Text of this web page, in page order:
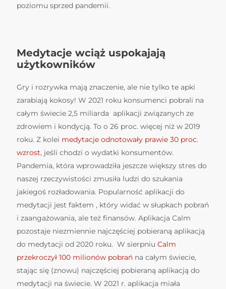
poziomu sprzed pandemii.
Medytacje wciąż uspokajają
użytkowników
Gry i rozrywka mają znaczenie, ale nie tylko te apki
zarabiają kokosy! W 2021 roku konsumenci pobrali na
całym świecie 2,5 miliarda aplikacji związanych ze
zdrowiem i kondycją. To o 26 proc. więcej niż w 2019
roku. Z kolei medytacje odnotowały prawie 30 proc.
wzrost, jeśli chodzi o wydatki konsumentów.
Pandemia, która wprowadziła jeszcze większy stres do
naszej rzeczywistości zmusiła ludzi do szukania
jakiegoś rozładowania. Popularność aplikacji do
medytacji jest faktem , który widać w słupkach pobrań
i zaangażowania, ale też finansów. Aplikacja Calm
pozostaje niezmiennie najczęściej pobieraną aplikacją
do medytacji od 2020 roku. W sierpniu Calm
przekroczył 100 milionów pobrań na całym świecie,
stając się (znowu) najczęściej pobieraną aplikacją do
medytacji na świecie. W 2021 r. aplikacja miała